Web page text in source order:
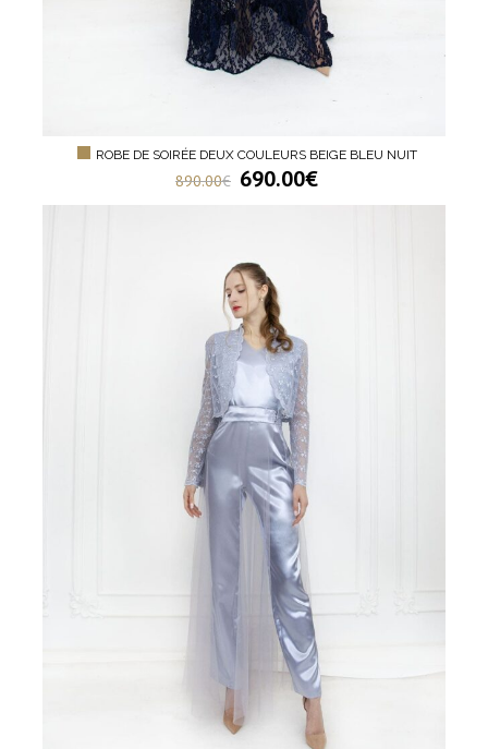
ROBE DE SOIRÉE DEUX COULEURS BEIGE BLEU NUIT
890.00€ 690.00€